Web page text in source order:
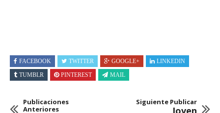
FACEBOOK TWITTER GOOGLE+
LINKEDIN
TUMBLR
PINTEREST MAIL
Publicaciones
Anteriores
Siguiente Publicar
Joven